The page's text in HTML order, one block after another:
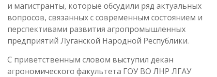
и магистранты, которые обсудили ряд актуальных
вопросов, связанных с современным состоянием и
перспективами развития агропромышленных
предприятий Луганской Народной Республики.
С приветственным словом выступил декан
агрономического факультета ГОУ ВО ЛНР ЛГАУ